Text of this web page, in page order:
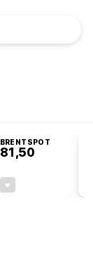
BRENTSPOT
81,50